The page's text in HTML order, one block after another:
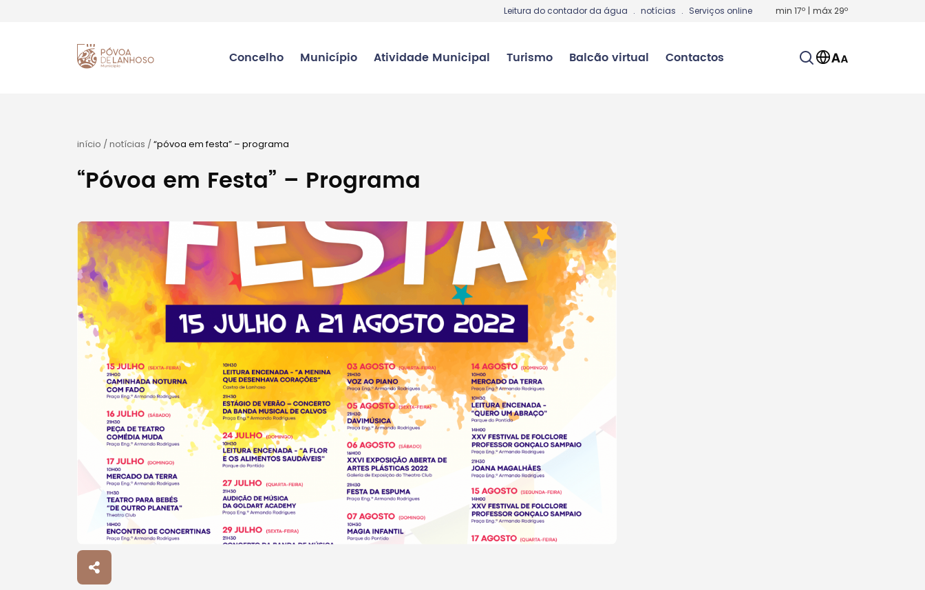
Leitura do contador da água . notícias . Serviços online min 17º | máx29º
Concelho Município Atividade Municipal Turismo Balcão virtual Contactos
início /notícias /“póvoa em festa” – programa
“Póvoa em Festa” – Programa